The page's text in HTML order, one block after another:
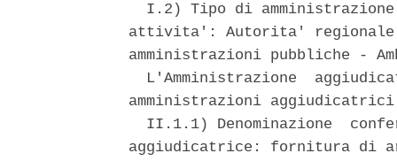
I.2) Tipo di
attivita': Autorita'
amministrazioni pubbliche -
L'Amministrazione
amministrazioni
II.1.1) Denominazione
aggiudicatrice: fornitura di